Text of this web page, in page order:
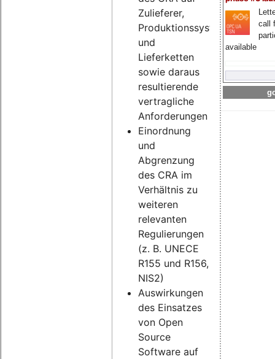
call
available
Zulieferer,
Produktionssysteme
und
Lieferketten
sowie daraus
resultierende
vertragliche
Anforderungen
Einordnung
und
Abgrenzung
des CRA im
Verhältnis zu
weiteren
relevanten
Regulierungen
(z. B. UNECE
R155 und R156,
NIS2)
Auswirkungen
des Einsatzes
von Open
Source
Software auf